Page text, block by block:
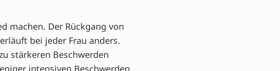
machen. Der Rückgang von
bei jeder Frau anders.
stärkeren Beschwerden
intensiven Beschwerden.